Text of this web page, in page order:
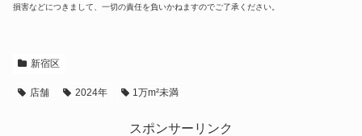
損害などにつきまして、一切の責任を負いかねますのでご了承ください。
新宿区
店舗 2024年 1万m²未満
スポンサーリンク